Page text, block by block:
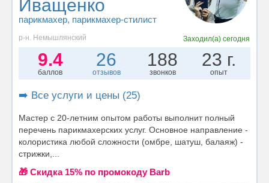
Иващенко
парикмахер, парикмахер-стилист
р-н. Немышлянский Заходил(а) сегодня
9.4
баллов
26
отзывов
188
звонков
23 г.
опыт
➡️ Все услуги и цены (25)
Мастер с 20-летним опытом работы выполнит полный
перечень парикмахерских услуг. Основное направление -
колористика любой сложности (омбре, шатуш, балаяж) -
стрижки,...
🎁 Cкидка 15% по промокоду Barb